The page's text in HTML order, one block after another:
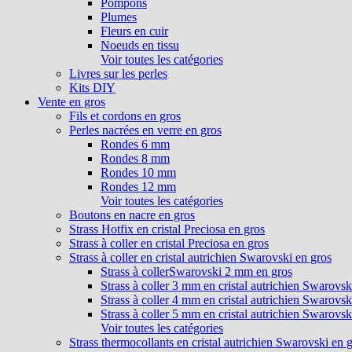
Pompons
Plumes
Fleurs en cuir
Noeuds en tissu
Voir toutes les catégories
Livres sur les perles
Kits DIY
Vente en gros
Fils et cordons en gros
Perles nacrées en verre en gros
Rondes 6 mm
Rondes 8 mm
Rondes 10 mm
Rondes 12 mm
Voir toutes les catégories
Boutons en nacre en gros
Strass Hotfix en cristal Preciosa en gros
Strass à coller en cristal Preciosa en gros
Strass à coller en cristal autrichien Swarovski en gros
Strass à collerSwarovski 2 mm en gros
Strass à coller 3 mm en cristal autrichien
Strass à coller 4 mm en cristal autrichien
Strass à coller 5 mm en cristal autrichien
Voir toutes les catégories
Strass thermocollants en cristal autrichien Swarovski en